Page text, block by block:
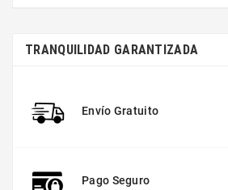
TRANQUILIDAD GARANTIZADA
Envío Gratuito
Pago Seguro